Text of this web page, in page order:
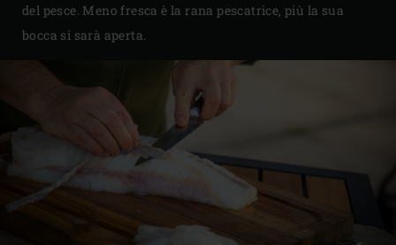
del pesce. Meno fresca è la rana pescatrice, più la sua
bocca si sarà aperta.